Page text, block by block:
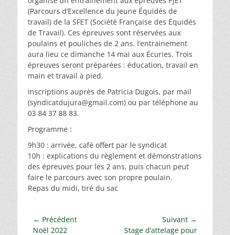
(Parcours d’Excellence du Jeune Équidés de
travail) de la SFET (Société Française des Équidés
de Travail). Ces épreuves sont réservées aux
poulains et pouliches de 2 ans. l’entrainement
aura lieu ce dimanche 14 mai aux Écuries. Trois
épreuves seront préparées : éducation, travail en
main et travail à pied.
Inscriptions auprès de Patricia Dugois, par mail
(syndicatdujura@gmail.com) ou par téléphone au
03 84 37 88 83.
Programme :
9h30 : arrivée, café offert par le syndicat
10h : explications du règlement et démonstrations
des épreuves pour les 2 ans, puis chacun peut
faire le parcours avec son propre poulain.
Repas du midi, tiré du sac
Navigation
← Précédent
Article
Noël 2022
Suivant →
Article
Stage d’attelage pour